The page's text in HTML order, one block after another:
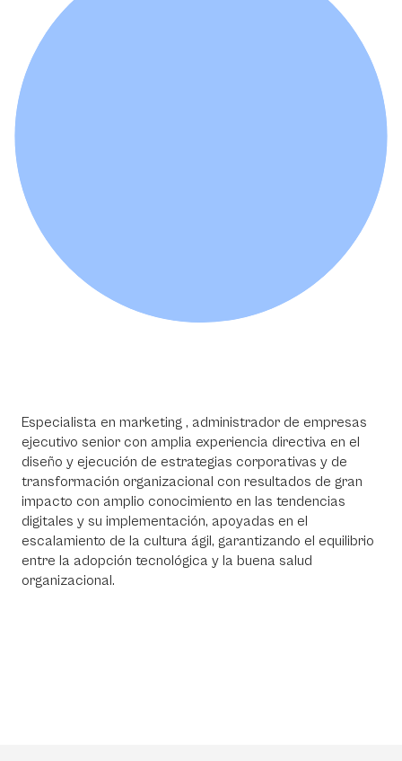
Especialista en marketing , administrador de empresas
ejecutivo senior con amplia experiencia directiva en el
diseño y ejecución de estrategias corporativas y de
transformación organizacional con resultados de gran
impacto con amplio conocimiento en las tendencias
digitales y su implementación, apoyadas en el
escalamiento de la cultura ágil, garantizando el equilibrio
entre la adopción tecnológica y la buena salud
organizacional.